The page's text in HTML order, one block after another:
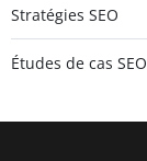
Stratégies SEO
Études de cas SEO